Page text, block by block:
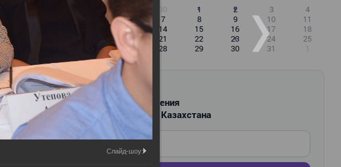
30 1 2 3
4
6 7 8 9 10
11
13 14 15 16 17
18
20 21 22 23 24
25
27 28 29 30 31 1
РАССЫЛКА
Новости и изменения
для бухгалтеров Казахстана
Введите ваш e-mail
Слайд-шоу: